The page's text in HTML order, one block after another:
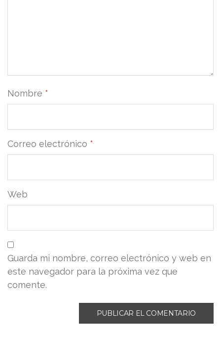
Nombre *
Correo electrónico *
Web
Guarda mi nombre, correo electrónico y web en
este navegador para la próxima vez que
comente.